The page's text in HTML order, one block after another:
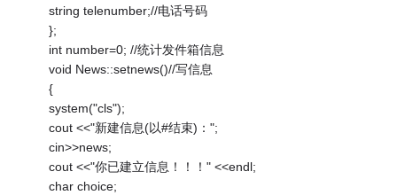
string telenumber;//电话号码
};
int number=0; //统计发件箱信息
void News::setnews()//写信息
{
system("cls");
cout <<"新建信息(以#结束)：";
cin>>news;
cout <<"你已建立信息！！！" <<endl;
char choice;